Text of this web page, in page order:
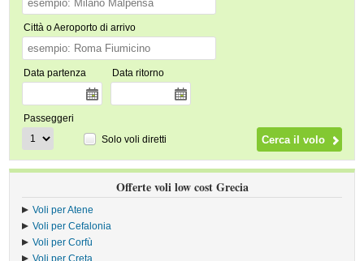
Città o Aeroporto di arrivo
Data partenza Data ritorno
Passeggeri
Solo voli diretti
Offerte voli low cost Grecia
Voli per Atene
Voli per Cefalonia
Voli per Corfù
Voli per Creta